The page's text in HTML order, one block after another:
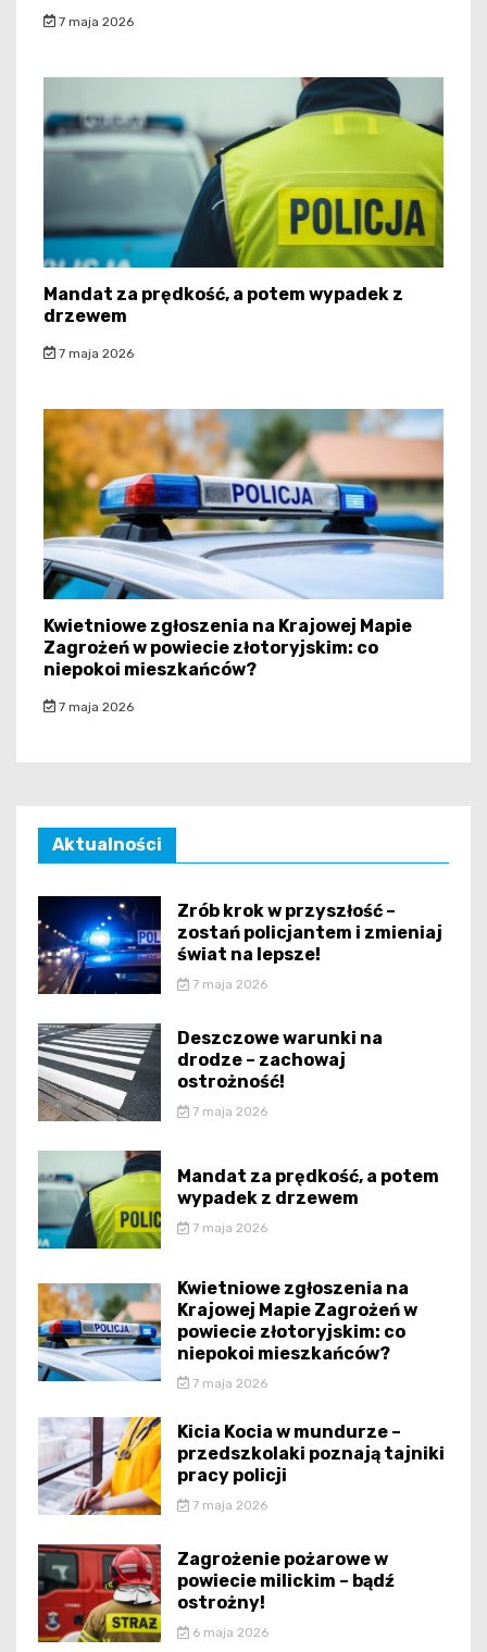
7 maja 2026
Mandat za prędkość, a potem wypadek z
drzewem
7 maja 2026
Kwietniowe zgłoszenia na Krajowej Mapie
Zagrożeń w powiecie złotoryjskim: co
niepokoi mieszkańców?
7 maja 2026
Aktualności
Zrób krok w przyszłość –
zostań policjantem i zmieniaj
świat na lepsze!
7 maja 2026
Deszczowe warunki na
drodze – zachowaj
ostrożność!
7 maja 2026
Mandat za prędkość, a potem
wypadek z drzewem
7 maja 2026
Kwietniowe zgłoszenia na
Krajowej Mapie Zagrożeń w
powiecie złotoryjskim: co
niepokoi mieszkańców?
7 maja 2026
Kicia Kocia w mundurze –
przedszkolaki poznają tajniki
pracy policji
7 maja 2026
Zagrożenie pożarowe w
powiecie milickim – bądź
ostrożny!
6 maja 2026